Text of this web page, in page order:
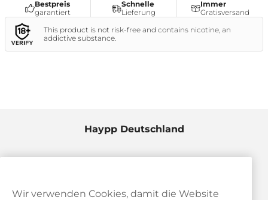
Bestpreis
garantiert
Schnelle
Lieferung
Immer
Gratisversand
This product is not risk-free and contains nicotine, an
addictive substance.
Haypp Deutschland
Wir verwenden Cookies, damit die Website